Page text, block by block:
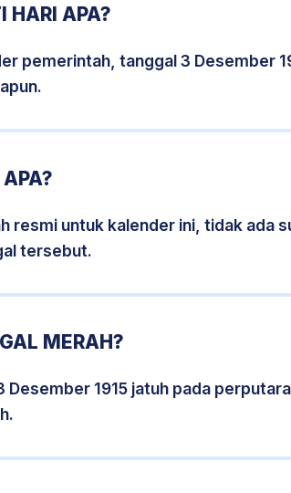
HARI APA?
pemerintah, tanggal 3 Desember
resmi untuk kalender ini, tidak ada
tersebut.
MERAH?
Desember 1915 jatuh pada